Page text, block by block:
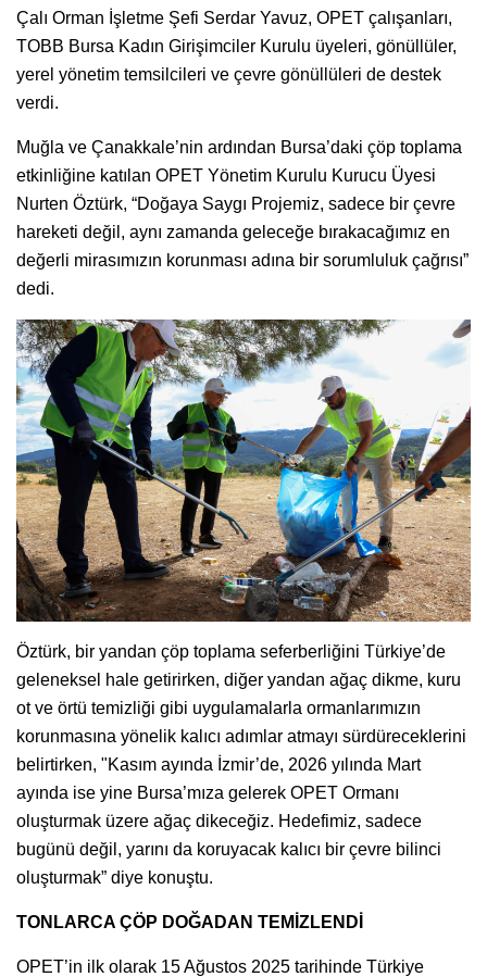
Çalı Orman İşletme Şefi Serdar Yavuz, OPET çalışanları,
TOBB Bursa Kadın Girişimciler Kurulu üyeleri, gönüllüler,
yerel yönetim temsilcileri ve çevre gönüllüleri de destek
verdi.
Muğla ve Çanakkale’nin ardından Bursa’daki çöp toplama
etkinliğine katılan OPET Yönetim Kurulu Kurucu Üyesi
Nurten Öztürk, “Doğaya Saygı Projemiz, sadece bir çevre
hareketi değil, aynı zamanda geleceğe bırakacağımız en
değerli mirasımızın korunması adına bir sorumluluk çağrısı”
dedi.
Öztürk, bir yandan çöp toplama seferberliğini Türkiye’de
geleneksel hale getirirken, diğer yandan ağaç dikme, kuru
ot ve örtü temizliği gibi uygulamalarla ormanlarımızın
korunmasına yönelik kalıcı adımlar atmayı sürdüreceklerini
belirtirken, "Kasım ayında İzmir’de, 2026 yılında Mart
ayında ise yine Bursa’mıza gelerek OPET Ormanı
oluşturmak üzere ağaç dikeceğiz. Hedefimiz, sadece
bugünü değil, yarını da koruyacak kalıcı bir çevre bilinci
oluşturmak” diye konuştu.
TONLARCA ÇÖP DOĞADAN TEMİZLENDİ
OPET’in ilk olarak 15 Ağustos 2025 tarihinde Türkiye